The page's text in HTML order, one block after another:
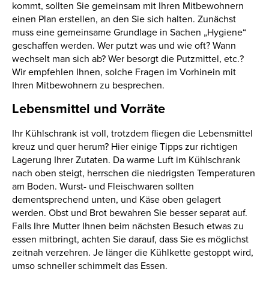
kommt, sollten Sie gemeinsam mit Ihren Mitbewohnern
einen Plan erstellen, an den Sie sich halten. Zunächst
muss eine gemeinsame Grundlage in Sachen „Hygiene“
geschaffen werden. Wer putzt was und wie oft? Wann
wechselt man sich ab? Wer besorgt die Putzmittel, etc.?
Wir empfehlen Ihnen, solche Fragen im Vorhinein mit
Ihren Mitbewohnern zu besprechen.
Lebensmittel und Vorräte
Ihr Kühlschrank ist voll, trotzdem fliegen die Lebensmittel
kreuz und quer herum? Hier einige Tipps zur richtigen
Lagerung Ihrer Zutaten. Da warme Luft im Kühlschrank
nach oben steigt, herrschen die niedrigsten Temperaturen
am Boden. Wurst- und Fleischwaren sollten
dementsprechend unten, und Käse oben gelagert
werden. Obst und Brot bewahren Sie besser separat auf.
Falls Ihre Mutter Ihnen beim nächsten Besuch etwas zu
essen mitbringt, achten Sie darauf, dass Sie es möglichst
zeitnah verzehren. Je länger die Kühlkette gestoppt wird,
umso schneller schimmelt das Essen.